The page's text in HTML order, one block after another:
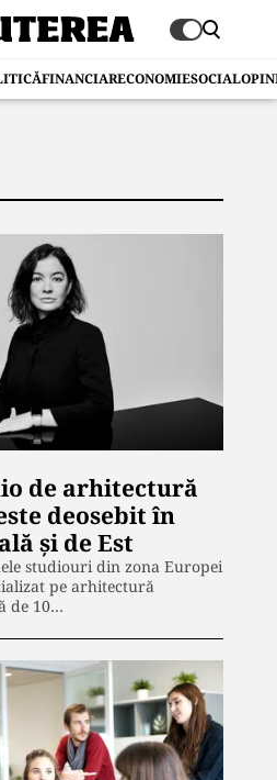
FINANCIARECONOMIESOCIAL
de arhitectură
deosebit în
și de Est
studiouri din zona Europei
pe arhitectură
de 10…